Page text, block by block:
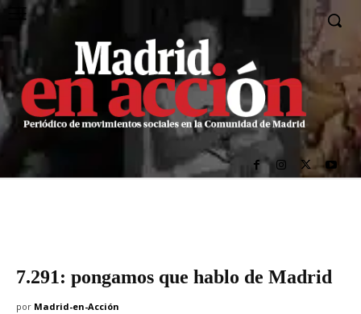
7.291: pongamos que hablo de Madrid
por Madrid-en-Acción